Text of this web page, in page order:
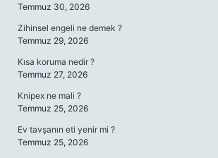
Temmuz 30, 2026
Zihinsel engeli ne demek ?
Temmuz 29, 2026
Kısa koruma nedir ?
Temmuz 27, 2026
Knipex ne mali ?
Temmuz 25, 2026
Ev tavşanın eti yenir mi ?
Temmuz 25, 2026